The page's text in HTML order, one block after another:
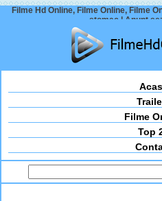
Filme Hd Online, Filme Online, Filme
stomac | Anunț
Filme
Top